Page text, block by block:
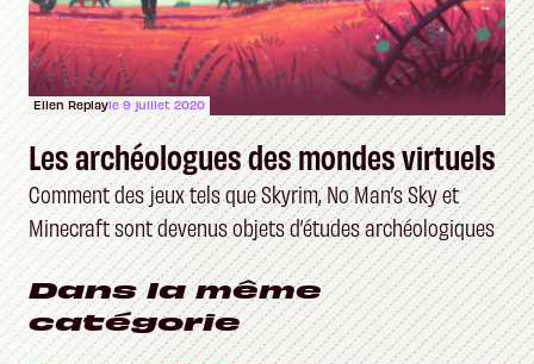
Ellen Replayle 9 juillet 2020
Les archéologues des mondes virtuels
Comment des jeux tels que Skyrim, No Man’s Sky et
Minecraft sont devenus objets d’études archéologiques
Dans la même
catégorie